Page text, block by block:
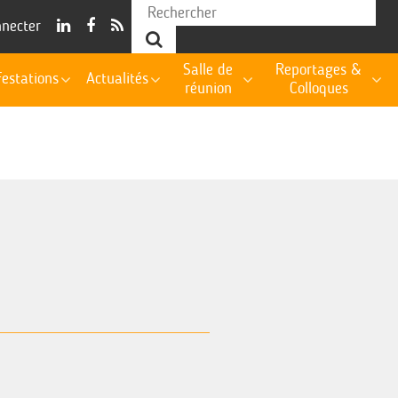
Actualités
Salle de
réunion
Reportages &
Colloques